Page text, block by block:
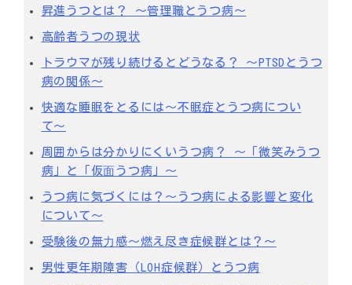
昇進うつとは？ ～管理職とうつ病～
高齢者うつの現状
トラウマが残り続けるとどうなる？ ～PTSDとうつ
病の関係～
快適な睡眠をとるには〜不眠症とうつ病につい
て〜
周囲からは分かりにくいうつ病？ 〜「微笑みうつ
病」と「仮⾯うつ病」〜
うつ病に気づくには？～うつ病による影響と変化
について～
受験後の無⼒感〜燃え尽き症候群とは？〜
男性更年期障害（LOH症候群）とうつ病